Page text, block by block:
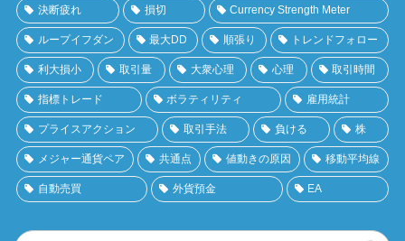
決断疲れ 損切 Currency Strength Meter
ループイフダン 最大DD 順張り トレンドフォロー
利大損小 取引量 大衆心理 心理 取引時間
指標トレード ボラティリティ 雇用統計
プライスアクション 取引手法 負ける 株
メジャー通貨ペア 共通点 値動きの原因 移動平均線
自動売買 外貨預金 EA